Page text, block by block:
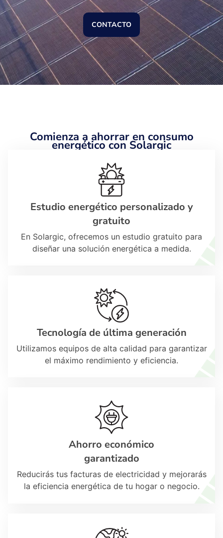
CONTACTO
Comienza a ahorrar en consumo
energético con Solargic
Estudio energético personalizado y
gratuito
En Solargic, ofrecemos un estudio gratuito para
diseñar una solución energética a medida.
Tecnología de última generación
Utilizamos equipos de alta calidad para garantizar
el máximo rendimiento y eficiencia.
Ahorro económico
garantizado
Reducirás tus facturas de electricidad y mejorarás
la eficiencia energética de tu hogar o negocio.